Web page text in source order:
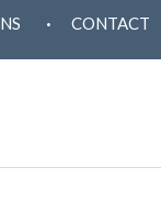
. CONTACT